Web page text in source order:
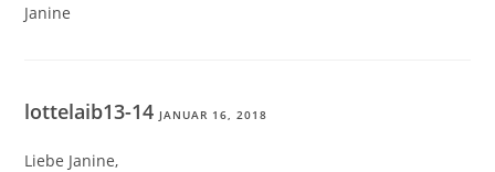
Janine
lottelaib13-14 JANUAR 16, 2018
Liebe Janine,